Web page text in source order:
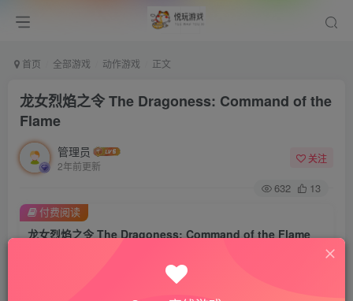
首页 全部游戏 动作游戏 正文
龙女烈焰之令 The Dragoness: Command of the
Flame
管理员
2年前更新
关注
632 13
龙女烈焰之令 The Dragoness: Command of the Flame
会员专属资源
付费阅读